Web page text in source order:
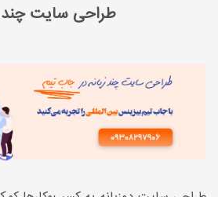
طراحی سایت چند